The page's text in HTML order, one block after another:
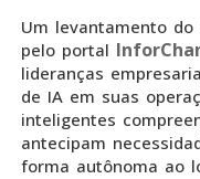
Um levantamento do
pelo portal
lideranças
de IA em suas
inteligentes
antecipam
forma autônoma ao